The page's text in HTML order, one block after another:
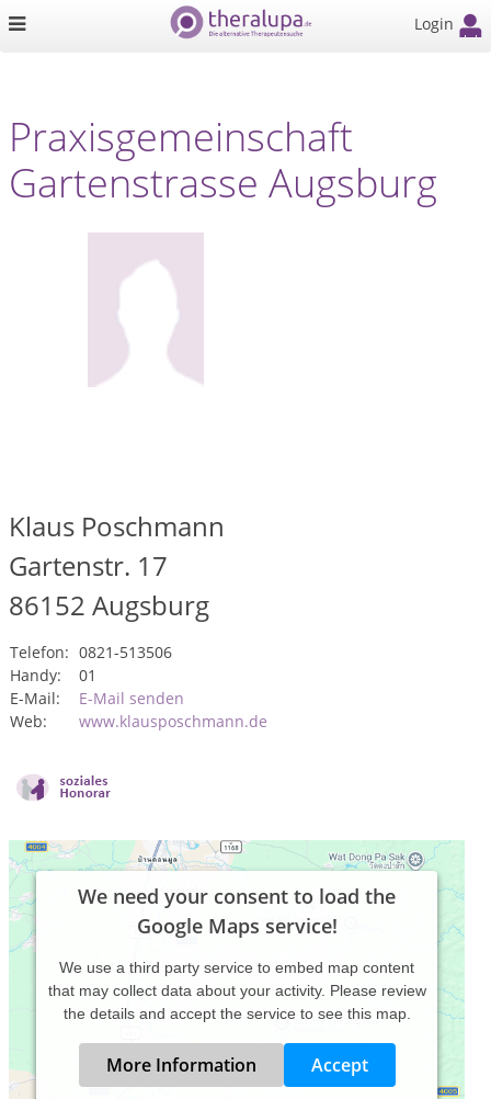
Login
Praxisgemeinschaft
Gartenstrasse Augsburg
Klaus Poschmann
Gartenstr. 17
86152 Augsburg
Telefon: 0821-513506
Handy:
01
E-Mail:
E-Mail senden
Web:
www.klausposchmann.de
We need your consent to load the
Google Maps service!
We use a third party service to embed map content
that may collect data about your activity. Please review
the details and accept the service to see this map.
More Information Accept